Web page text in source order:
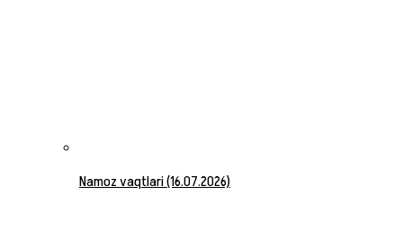
Namoz vaqtlari (16.07.2026)